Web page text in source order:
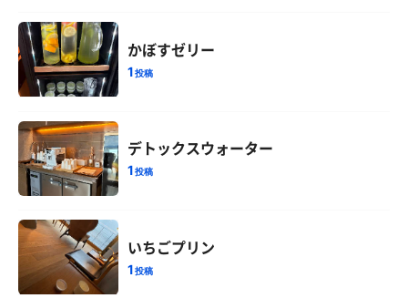
かぼすゼリー
1投稿
デトックスウォーター
1投稿
いちごプリン
1投稿